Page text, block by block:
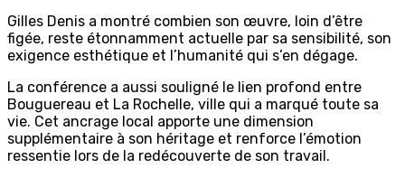
Gilles Denis a montré combien son œuvre, loin d’être
figée, reste étonnamment actuelle par sa sensibilité, son
exigence esthétique et l’humanité qui s’en dégage.
La conférence a aussi souligné le lien profond entre
Bouguereau et La Rochelle, ville qui a marqué toute sa
vie. Cet ancrage local apporte une dimension
supplémentaire à son héritage et renforce l’émotion
ressentie lors de la redécouverte de son travail.